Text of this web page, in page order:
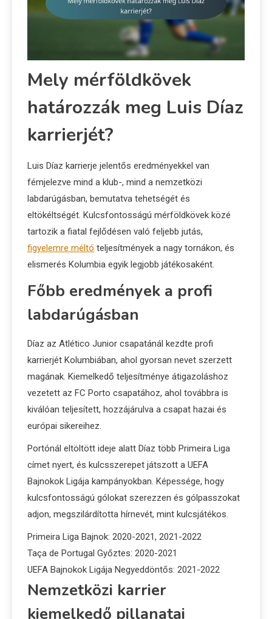
Mely mérföldkövek
határozzák meg Luis Díaz
karrierjét?
Luis Díaz karrierje jelentős eredményekkel van
fémjelezve mind a klub-, mind a nemzetközi
labdarúgásban, bemutatva tehetségét és
eltökéltségét. Kulcsfontosságú mérföldkövek közé
tartozik a fiatal fejlődésen való feljebb jutás,
figyelemre méltó teljesítmények a nagy tornákon, és
elismerés Kolumbia egyik legjobb játékosaként.
Főbb eredmények a profi
labdarúgásban
Díaz az Atlético Junior csapatánál kezdte profi
karrierjét Kolumbiában, ahol gyorsan nevet szerzett
magának. Kiemelkedő teljesítménye átigazoláshoz
vezetett az FC Porto csapatához, ahol továbbra is
kiválóan teljesített, hozzájárulva a csapat hazai és
európai sikereihez.
Portónál eltöltött ideje alatt Díaz több Primeira Liga
címet nyert, és kulcsszerepet játszott a UEFA
Bajnokok Ligája kampányokban. Képessége, hogy
kulcsfontosságú gólokat szerezzen és gólpasszokat
adjon, megszilárdította hírnevét, mint kulcsjátékos.
Primeira Liga Bajnok: 2020-2021, 2021-2022
Taça de Portugal Győztes: 2020-2021
UEFA Bajnokok Ligája Negyeddöntős: 2021-2022
Nemzetközi karrier
kiemelkedő pillanatai